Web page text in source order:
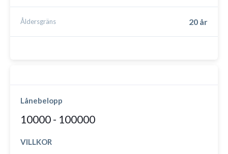
20 år
Åldersgräns
Lånebelopp
10000 - 100000
VILLKOR